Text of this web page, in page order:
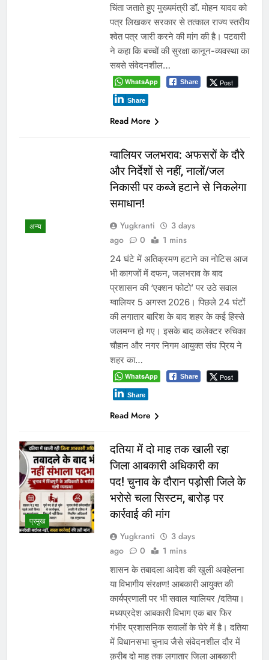
चिंता जताते हुए मुख्यमंत्री डॉ. मोहन यादव को
पत्र लिखकर सरकार से तत्काल राज्य स्तरीय
श्वेत पत्र जारी करने की मांग की है। पटवारी
ने कहा कि बच्चों की सुरक्षा कानून-व्यवस्था का
सबसे संवेदनशील…
WhatsApp Share Post
Share
Read More
अन्य
ग्वालियर जलभराव: अफसरों के दौरे
और निर्देशों से नहीं, नालों/जल
निकासी पर कब्जे हटाने से निकलेगा
समाधान!
Yugkranti
3 days
ago
0 1 mins
24 घंटे में अतिक्रमण हटाने का नोटिस आज
भी कागजों में दफन, जलभराव के बाद
प्रशासन की ‘एक्शन फोटो’ पर उठे सवाल
ग्वालियर 5 अगस्त 2026। पिछले 24 घंटों
की लगातार बारिश के बाद शहर के कई हिस्से
जलमग्न हो गए। इसके बाद कलेक्टर रुचिका
चौहान और नगर निगम आयुक्त संघ प्रिय ने
शहर का…
WhatsApp Share Post
Share
Read More
प्रमुख
दतिया में दो माह तक खाली रहा
जिला आबकारी अधिकारी का
पद! चुनाव के दौरान पड़ोसी जिले के
भरोसे चला सिस्टम, बारोड़ पर
कार्रवाई की मांग
Yugkranti
3 days
ago
0 1 mins
शासन के तबादला आदेश की खुली अवहेलना
या विभागीय संरक्षण! आबकारी आयुक्त की
कार्यप्रणाली पर भी सवाल ग्वालियर /दतिया।
मध्यप्रदेश आबकारी विभाग एक बार फिर
गंभीर प्रशासनिक सवालों के घेरे में है। दतिया
में विधानसभा चुनाव जैसे संवेदनशील दौर में
क़रीब दो माह तक लगातार जिला आबकारी